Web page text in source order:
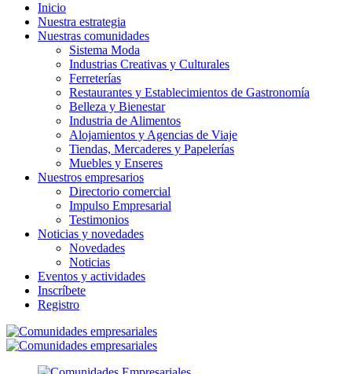
Inicio
Nuestra estrategia
Nuestras comunidades
Sistema Moda
Industrias Creativas y Culturales
Ferreterías
Restaurantes y Establecimientos de Gastronomía
Belleza y Bienestar
Industria de Alimentos
Alojamientos y Agencias de Viaje
Tiendas, Mercaderes y Papelerías
Muebles y Enseres
Nuestros empresarios
Directorio comercial
Impulso Empresarial
Testimonios
Noticias y novedades
Novedades
Noticias
Eventos y actividades
Inscríbete
Registro